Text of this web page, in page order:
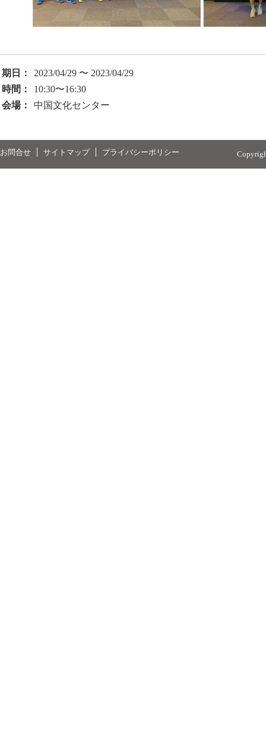
期日：
2023/04/29 〜 2023/04/29
時間：
10:30〜16:30
会場：
中国文化センター
お問合せ サイトマップ プライバシーポリシー